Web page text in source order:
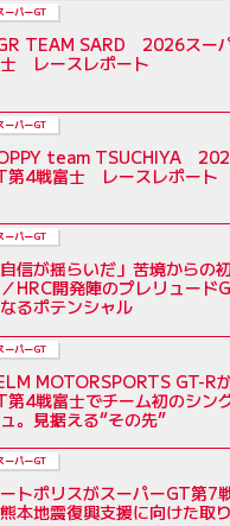
ーパーGT
TEAM SARD 2026スー
レースレポート
ーパーGT
team TSUCHIYA
第4戦富士 レースレポート
ーパーGT
自信が揺らいだ」苦境からの
HRC開発陣のプレリュード
るポテンシャル
ーパーGT
MOTORSPORTS GT-R
第4戦富士でチーム初のシン
。見据える“その先”
ーパーGT
トポリスがスーパーGT第7
本地震復興支援に向けた取